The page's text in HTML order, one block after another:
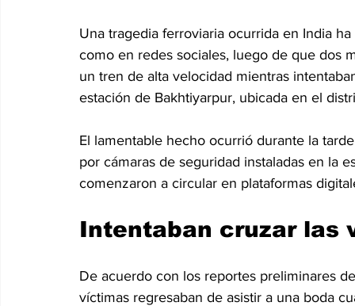
Una tragedia ferroviaria ocurrida en India
como en redes sociales, luego de que dos
un tren de alta velocidad mientras
estación de Bakhtiyarpur, ubicada en el
El lamentable hecho ocurrió durante la
por cámaras de seguridad instaladas en la
comenzaron a circular en plataformas
Intentaban cruzar las
De acuerdo con los reportes preliminares
víctimas regresaban de asistir a una boda